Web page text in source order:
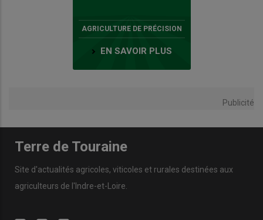
AGRICULTURE DE PRÉCISION
EN SAVOIR PLUS
Publicité
Terre de Touraine
Site d'actualités agricoles, viticoles et rurales destinées aux
agriculteurs de l'Indre-et-Loire.